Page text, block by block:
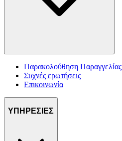
Παρακολούθηση Παραγγελίας
Συχνές ερωτήσεις
Επικοινωνία
ΥΠΗΡΕΣΙΕΣ